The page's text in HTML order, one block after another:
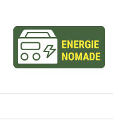
contenu